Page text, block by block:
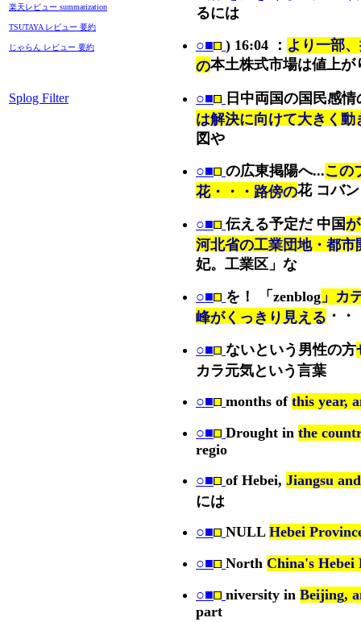
楽天レビュー summarization
TSUTAYA レビュー 要約
じゃらん レビュー 要約
Splog Filter
るには
○■ ) 16:04 ： より一部
の本土株式市場は値上が
○■ 日中両国の国民感情
は解決に向けて大きく動
図や
○■ の広東掲陽へ...この
花・・・路傍の花 コバ
○■ 伝える予定だ 中国
河北省の工業団地・都市
妃。工業区」な
○■ を！ 「zenblog 」カ
峰がくっきり見える ・
○■ ないという男性の方
カラ元気という言葉
○■ months of this year,
○■
Drought in the
regio
○■ of Hebei, Jiangsu
には
○■ NULL Hebei
○■
North China's Hebei
○■
niversity in Beijing,
part